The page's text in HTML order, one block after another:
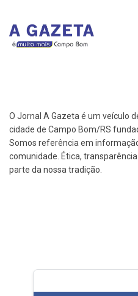
O Jornal A Gazeta é um veículo
cidade de Campo Bom/RS
Somos referência em
comunidade. Ética,
parte da nossa tradição.